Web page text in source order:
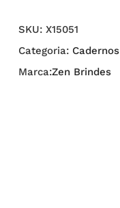
SKU: X15051
Categoria: Cadernos
Marca:Zen Brindes